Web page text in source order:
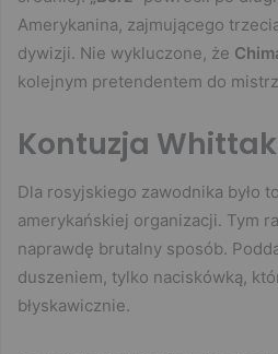
Amerykanina, zajmującego
dywizji. Nie wykluczone, że
kolejnym pretendentem do
Kontuzja
Dla rosyjskiego zawodnika było
amerykańskiej organizacji. Tym
naprawdę brutalny sposób.
duszeniem, tylko naciskówką,
błyskawicznie.